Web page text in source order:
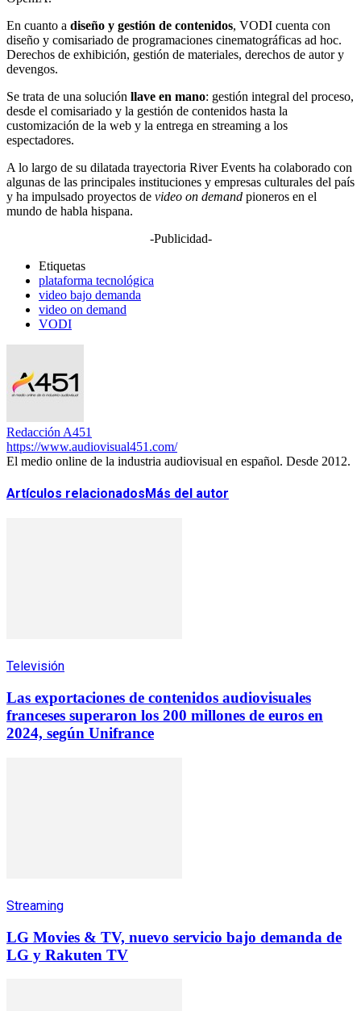
En cuanto a diseño y gestión de contenidos, VODI cuenta con
diseño y comisariado de programaciones cinematográficas ad hoc.
Derechos de exhibición, gestión de materiales, derechos de autor y
devengos.
Se trata de una solución llave en mano: gestión integral del proceso,
desde el comisariado y la gestión de contenidos hasta la
customización de la web y la entrega en streaming a los
espectadores.
A lo largo de su dilatada trayectoria River Events ha colaborado con
algunas de las principales instituciones y empresas culturales del país
y ha impulsado proyectos de video on demand pioneros en el
mundo de habla hispana.
-Publicidad-
Etiquetas
plataforma tecnológica
video bajo demanda
video on demand
VODI
Redacción A451
https://www.audiovisual451.com/
El medio online de la industria audiovisual en español. Desde 2012.
Artículos relacionadosMás del autor
Televisión
Las exportaciones de contenidos audiovisuales
franceses superaron los 200 millones de euros en
2024, según Unifrance
Streaming
LG Movies & TV, nuevo servicio bajo demanda de
LG y Rakuten TV